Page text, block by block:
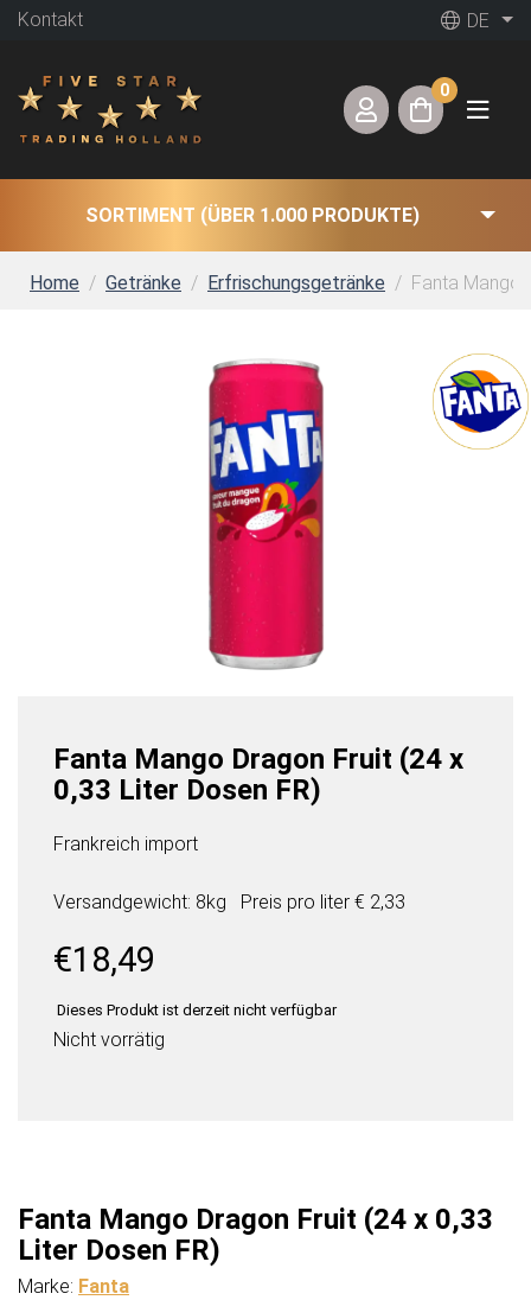
Kontakt DE
0
SORTIMENT (ÜBER 1.000 PRODUKTE)
Home Getränke Erfrischungsgetränke Fanta Mango
Fanta Mango Dragon Fruit (24 x
0,33 Liter Dosen FR)
Frankreich import
Versandgewicht: 8kg Preis pro liter € 2,33
€18,49
Dieses Produkt ist derzeit nicht verfügbar
Nicht vorrätig
Fanta Mango Dragon Fruit (24 x 0,33
Liter Dosen FR)
Marke: Fanta